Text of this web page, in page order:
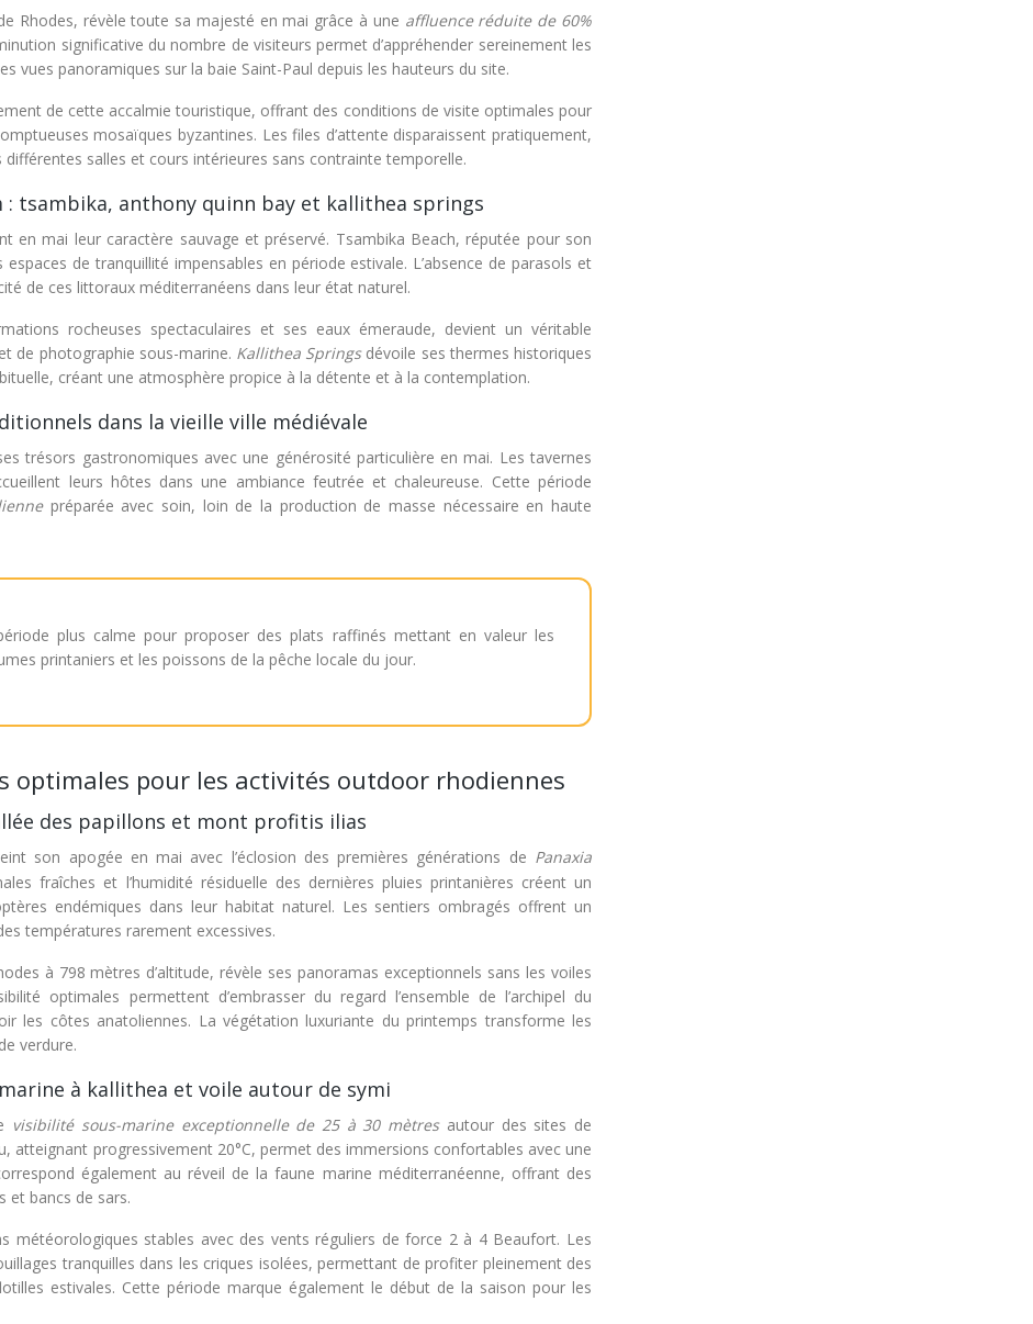
Rhodes, révèle toute sa majesté en mai grâce à une affluence réduite de 60%
significative du nombre de visiteurs permet d’appréhender sereinement les
vues panoramiques sur la baie Saint-Paul depuis les hauteurs du site.
de cette accalmie touristique, offrant des conditions de visite optimales pour
mosaïques byzantines. Les files d’attente disparaissent pratiquement,
salles et cours intérieures sans contrainte temporelle.
tsambika, anthony quinn bay et kallithea springs
en mai leur caractère sauvage et préservé. Tsambika Beach, réputée pour son
de tranquillité impensables en période estivale. L’absence de parasols et
de ces littoraux méditerranéens dans leur état naturel.
rocheuses spectaculaires et ses eaux émeraude, devient un véritable
de photographie sous-marine. Kallithea Springs dévoile ses thermes historiques
créant une atmosphère propice à la détente et à la contemplation.
dans la vieille ville médiévale
trésors gastronomiques avec une générosité particulière en mai. Les tavernes
leurs hôtes dans une ambiance feutrée et chaleureuse. Cette période
préparée avec soin, loin de la production de masse nécessaire en haute
plus calme pour proposer des plats raffinés mettant en valeur les
printaniers et les poissons de la pêche locale du jour.
optimales pour les activités outdoor rhodiennes
des papillons et mont profitis ilias
son apogée en mai avec l’éclosion des premières générations de Panaxia
fraîches et l’humidité résiduelle des dernières pluies printanières créent un
endémiques dans leur habitat naturel. Les sentiers ombragés offrent un
températures rarement excessives.
à 798 mètres d’altitude, révèle ses panoramas exceptionnels sans les voiles
optimales permettent d’embrasser du regard l’ensemble de l’archipel du
les côtes anatoliennes. La végétation luxuriante du printemps transforme les
verdure.
à kallithea et voile autour de symi
visibilité sous-marine exceptionnelle de 25 à 30 mètres autour des sites de
atteignant progressivement 20°C, permet des immersions confortables avec une
également au réveil de la faune marine méditerranéenne, offrant des
et bancs de sars.
météorologiques stables avec des vents réguliers de force 2 à 4 Beaufort. Les
tranquilles dans les criques isolées, permettant de profiter pleinement des
estivales. Cette période marque également le début de la saison pour les